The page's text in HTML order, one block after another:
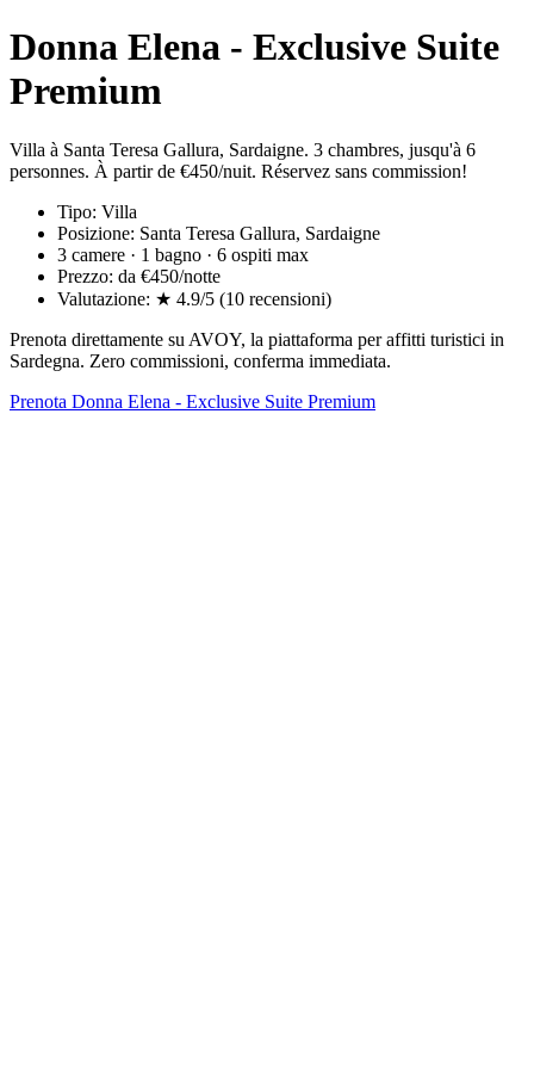
Donna Elena - Exclusive Suite
Premium
Villa à Santa Teresa Gallura, Sardaigne. 3 chambres, jusqu'à 6
personnes. À partir de €450/nuit. Réservez sans commission!
Tipo: Villa
Posizione: Santa Teresa Gallura, Sardaigne
3 camere · 1 bagno · 6 ospiti max
Prezzo: da €450/notte
Valutazione: ★ 4.9/5 (10 recensioni)
Prenota direttamente su AVOY, la piattaforma per affitti turistici in
Sardegna. Zero commissioni, conferma immediata.
Prenota Donna Elena - Exclusive Suite Premium